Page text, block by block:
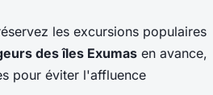
les excursions populaires
des îles Exumas en avance,
pour éviter l'affluence